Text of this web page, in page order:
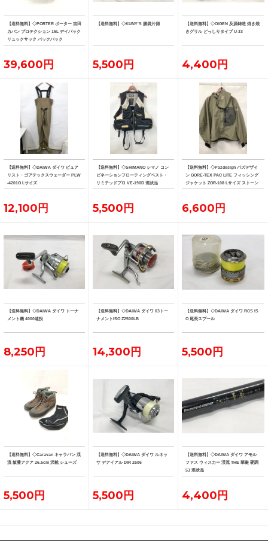
【送料無料】◇PORTER ポーター 吉田
カバン プロテクション 15L デイパック
リュックサック バックパック
39,600円
【送料無料】◇KUNY'S 腰袋片側
5,500円
【送料無料】◇OIGEN 及源鋳造 焼き焼
きグリル どっしりタイプ U-33
4,400円
【送料無料】◇DAIWA ダイワ ピュア
リスト・ゴアテックスウェーダー PLW
-4201G Lサイズ
12,100円
【送料無料】◇SHIMANO シマノ コン
ビネーションフローティングベスト・
リミテッドプロ VE-190D 現状品
5,500円
【送料無料】◇Pazdesign パズデザイ
ン GORE-TEX PAC LITE フィッシング
ジャケット ZGR-108 Lサイズ ストーン
系カラー
6,600円
【送料無料】◇DAIWA ダイワ トーナ
メント磯 4000遠投
8,250円
【送料無料】◇DAIWA ダイワ 03トー
ナメントISO Z2500LB
14,300円
【送料無料】◇DAIWA ダイワ RCS IS
O 尾長スプール
5,500円
【送料無料】◇Caravan キャラバン 渓
流 飯豊アクア 26.5cm 沢靴 シューズ
5,500円
【送料無料】◇DAIWA ダイワ ルネッ
サ デアイアル DIR 2506
5,500円
【送料無料】◇DAIWA ダイワ アモル
ファス ウィスカー 渓流 THE 華厳 硬調
53 現状品
4,400円